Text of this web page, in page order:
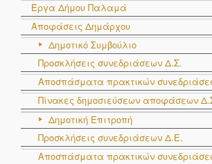
Έργα Δήμου Παλαμά
Αποφάσεις Δημάρχου
Δημοτικό Συμβούλιο
Προσκλήσεις συνεδριάσεων Δ.Σ.
Αποσπάσματα πρακτικών
Πίνακες δημοσιεύσεων αποφάσεων
Δημοτική Επιτροπή
Προσκλήσεις συνεδριάσεων Δ.Ε.
Αποσπάσματα πρακτικών